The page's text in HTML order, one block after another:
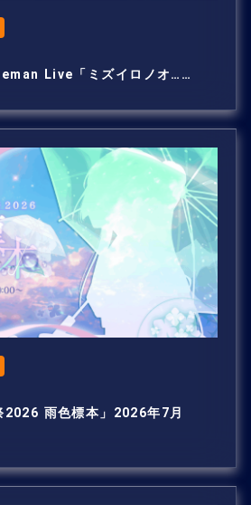
Live「ミズイロノオ……
2026 雨色標本」2026年7月